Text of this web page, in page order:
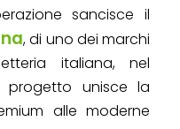
sancisce il
, di uno dei marchi
italiana, nel
progetto unisce la
alle moderne